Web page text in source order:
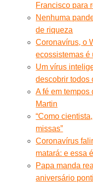
Francisco para
Nenhuma
de riqueza
Coronavírus, o
ecossistemas é
Um vírus
descobrir todos
A fé em tempos
Martin
“Como
missas”
Coronavírus
matará: e essa
Papa manda
aniversário